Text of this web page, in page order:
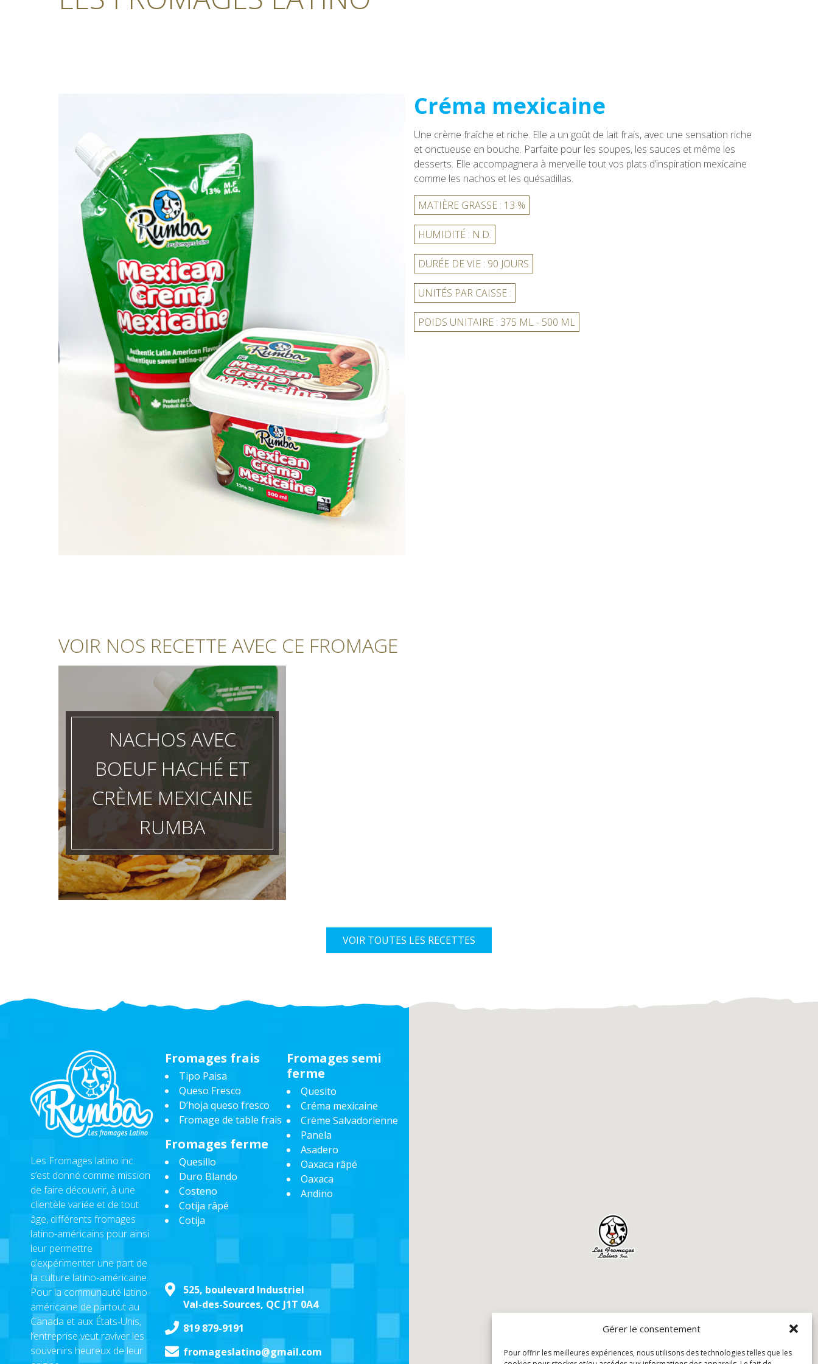
Gérer le consentement
Pour offrir les meilleures expériences, nous utilisons des technologies telles que les
Créma mexicaine
Une crème fraîche et riche. Elle a un goût de lait frais, avec une sensation riche
et onctueuse en bouche. Parfaite pour les soupes, les sauces et même les
desserts. Elle accompagnera à merveille tout vos plats d’inspiration mexicaine
comme les nachos et les quésadillas.
MATIÈRE GRASSE : 13 %
HUMIDITÉ : N.D.
DURÉE DE VIE : 90 JOURS
UNITÉS PAR CAISSE :
POIDS UNITAIRE : 375 ML - 500 ML
VOIR NOS RECETTE AVEC CE FROMAGE
NACHOS AVEC
BOEUF HACHÉ ET
CRÈME MEXICAINE
RUMBA
VOIR TOUTES LES RECETTES
Les Fromages latino inc.
s’est donné comme mission
de faire découvrir, à une
clientèle variée et de tout
âge, différents fromages
latino-américains pour ainsi
leur permettre
d’expérimenter une part de
la culture latino-américaine.
Pour la communauté latino-
américaine de partout au
Canada et aux États-Unis,
l’entreprise veut raviver les
souvenirs heureux de leur
Fromages frais
Tipo Paisa
Queso Fresco
D’hoja queso fresco
Fromage de table frais
Fromages ferme
Quesillo
Duro Blando
Costeno
Cotija râpé
Cotija
Fromages semi
ferme
Quesito
Créma mexicaine
Crème Salvadorienne
Panela
Asadero
Oaxaca râpé
Oaxaca
Andino
525, boulevard Industriel
Val-des-Sources, QC J1T 0A4
819 879-9191
fromageslatino@gmail.com